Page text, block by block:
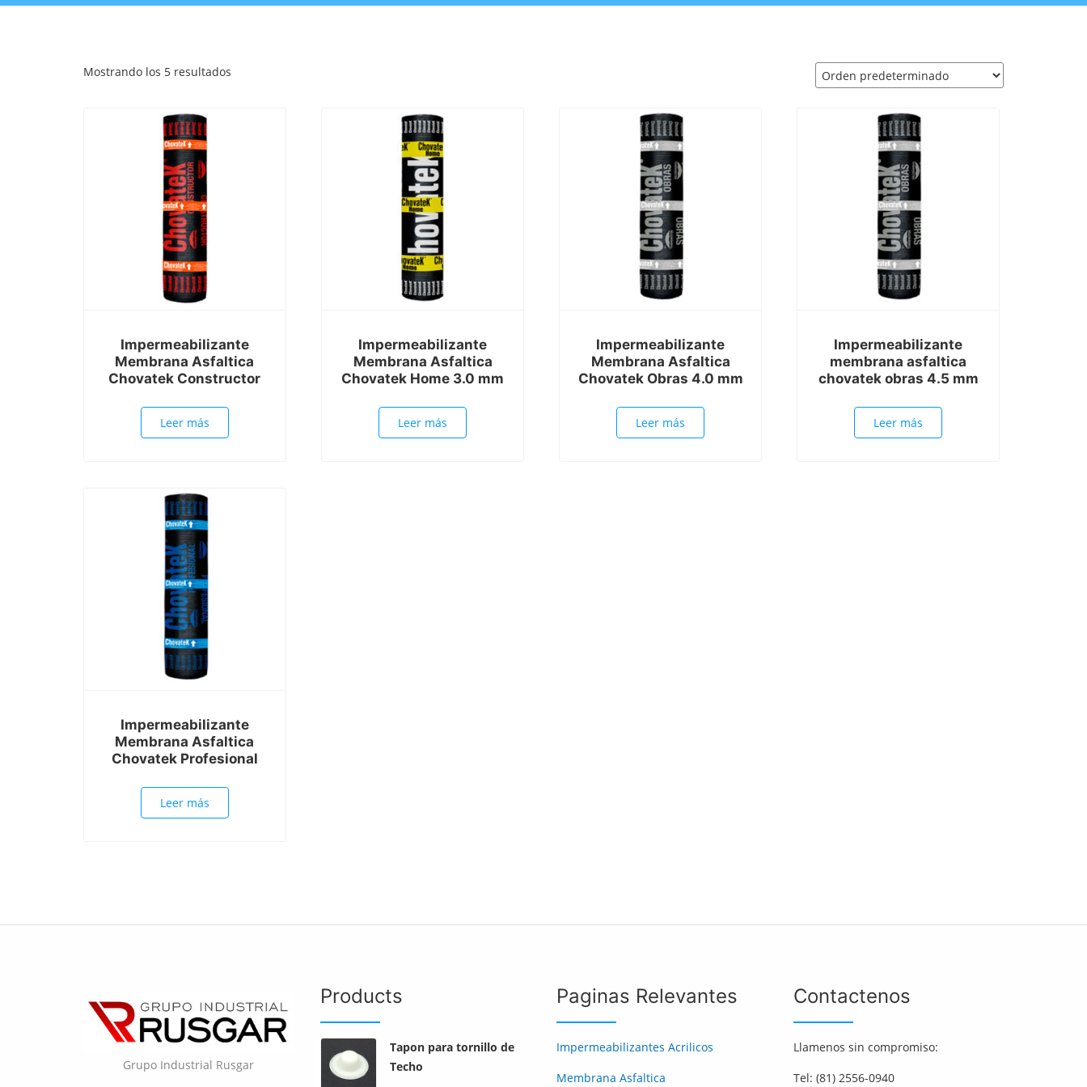
Mostrando los 5 resultados
Impermeabilizante
Membrana Asfaltica
Chovatek Constructor
Leer más
Impermeabilizante
Membrana Asfaltica
Chovatek Home 3.0 mm
Leer más
Impermeabilizante
Membrana Asfaltica
Chovatek Obras 4.0 mm
Leer más
Impermeabilizante
membrana asfaltica
chovatek obras 4.5 mm
Leer más
Impermeabilizante
Membrana Asfaltica
Chovatek Profesional
Leer más
Grupo Industrial Rusgar
Products
Tapon para tornillo de
Techo
Paginas Relevantes
Impermeabilizantes Acrilicos
Membrana Asfaltica
Contactenos
Llamenos sin compromiso:
Tel: (81) 2556-0940